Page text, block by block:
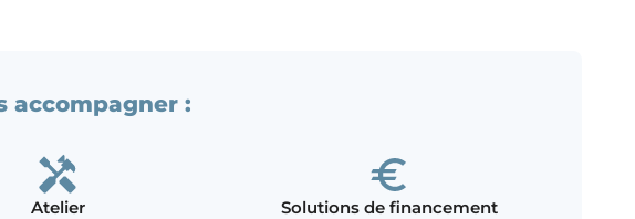
accompagner :
Atelier Solutions de financement